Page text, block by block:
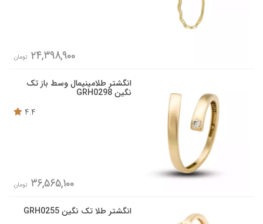
24,398,900 تومان
انگشتر طلامینیمال وسط باز تک
نگین GRH0298
4.4
36,565,100 تومان
انگشتر طلا تک نگین GRH0255